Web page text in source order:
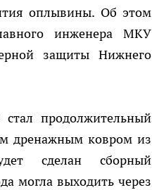
оплывины. Об этом
инженера МКУ
защиты Нижнего
продолжительный
дренажным ковром из
сделан сборный
могла выходить через